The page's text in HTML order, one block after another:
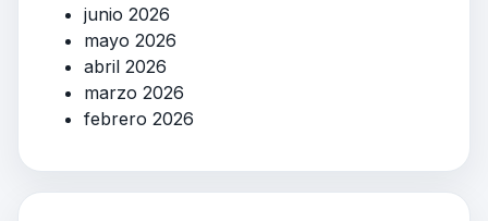
junio 2026
mayo 2026
abril 2026
marzo 2026
febrero 2026